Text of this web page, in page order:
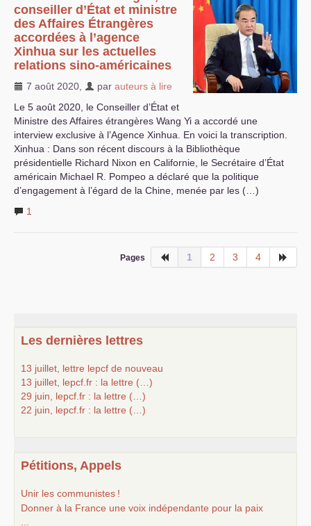
conseiller d’État et ministre
des Affaires Étrangères
accordées à l’agence
Xinhua sur les actuelles
relations sino-américaines
7 août 2020 par auteurs à lire
Le 5 août 2020, le Conseiller d’État et
Ministre des Affaires étrangères Wang Yi a accordé une
interview exclusive à l’Agence Xinhua. En voici la transcription.
Xinhua : Dans son récent discours à la Bibliothèque
présidentielle Richard Nixon en Californie, le Secrétaire d’État
américain Michael R. Pompeo a déclaré que la politique
d’engagement à l’égard de la Chine, menée par les (…)
1
Pages 1 2 3 4
Les dernières lettres
13 juillet, lettre lepcf de nouveau
13 juillet, lepcf.fr : la lettre (…)
29 juin, lepcf.fr : la lettre (…)
22 juin, lepcf.fr : la lettre (…)
Pétitions, Appels
Unir les communistes !
Donner à la France une voix indépendante pour la paix